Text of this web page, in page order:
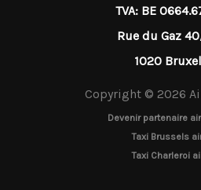
TVA: BE
Rue du Gaz
1020
Copyright © 2026
Devenir partenaire
Taxi Brussels
Taxi Charleroi